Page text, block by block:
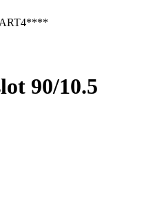
ART4****
90/10.5